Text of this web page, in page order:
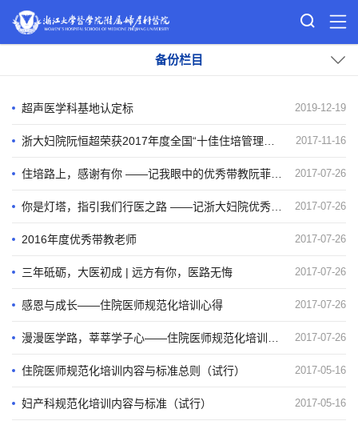
备份栏目
超声医学科基地认定标 2019-12-19
2017-11-16
2017-07-26
2017-07-26
2016年度优秀带教老师 2017-07-26
三年砥砺，大医初成 | 远方有你，医路无悔 2017-07-26
感恩与成长——住院医师规范化培训心得 2017-07-26
2017-07-26
住院医师规范化培训内容与标准总则（试行） 2017-05-16
妇产科规范化培训内容与标准（试行） 2017-05-16